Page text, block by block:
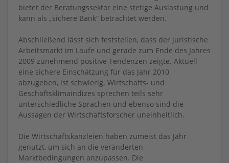
bietet der Beratungssektor eine stetige Auslastung und
kann als „sichere Bank“ betrachtet werden.
Abschließend lässt sich feststellen, dass der juristische
Arbeitsmarkt im Laufe und gerade zum Ende des Jahres
2009 zunehmend positive Tendenzen zeigte. Aktuell
eine sichere Einschätzung für das Jahr 2010
abzugeben, ist schwierig. Wirtschafts- und
Geschäftsklimaindizes sprechen teils sehr
unterschiedliche Sprachen und ebenso sind die
Aussagen der Wirtschaftsforscher uneinheitlich.
Die Wirtschaftskanzleien haben zumeist das Jahr
genutzt, um sich an die veränderten
Marktbedingungen anzupassen. Die